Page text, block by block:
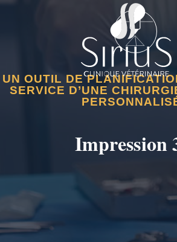
UN OUTIL DE
SERVICE D’UNE
Impression